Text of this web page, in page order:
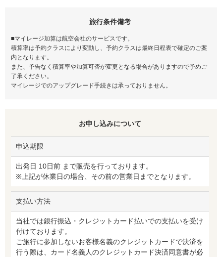
旅行条件備考
■マイレージ加算は航空会社のサービスです。
積算率は予約クラスにより変動し、予約クラスは最終日程表で確定のご案
内となります。
また、予告なく積算率や加算可否が変更となる場合がありますので予めご
了承ください。
マイレージでのアップグレード手続きは承っておりません。
お申し込みについて
申込期限
出発日 10日前 まで販売を行っております。
※上記が休業日の場合、その前の営業日までとなります。
支払い方法
当社では銀行振込・クレジットカード払いでの支払いを受け
付けております。
ご旅行に参加しないお客様名義のクレジットカードで決済を
行う際は、カード名義人のクレジットカード決済同意書が必